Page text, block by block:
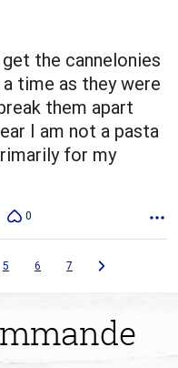
the cannelonies
time as they were
them apart
I am not a pasta
for my
0
5 6 7